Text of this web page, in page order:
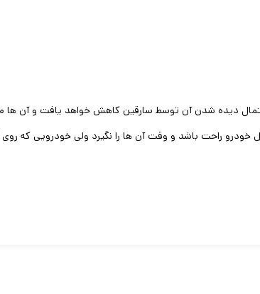
دیده شدن آن توسط سارقین کاهش خواهد یافت و آن ها
خودرو راحت باشد و وقت آن ها را نگیرد ولی خودرویی